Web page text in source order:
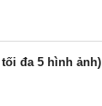
đa 5 hình ảnh)